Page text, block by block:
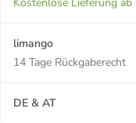
limango
14 Tage Rückgaberecht
DE & AT